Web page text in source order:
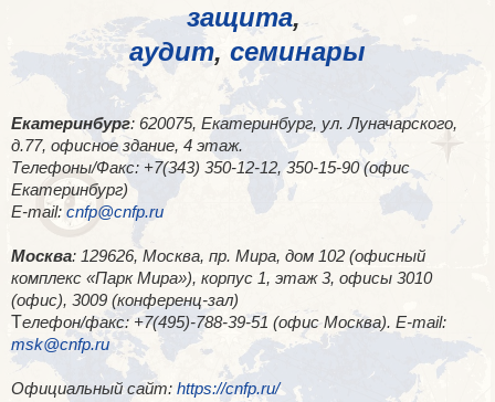
защита,
аудит, семинары
Екатеринбург: 620075, Екатеринбург, ул. Луначарского,
д.77, офисное здание, 4 этаж.
Телефоны/Факс: +7(343) 350-12-12, 350-15-90 (офис
Екатеринбург)
E-mail: cnfp@cnfp.ru
Москва: 129626, Москва, пр. Мира, дом 102 (офисный
комплекс «Парк Мира»), корпус 1, этаж 3, офисы 3010
(офис), 3009 (конференц-зал)
Телефон/факс: +7(495)-788-39-51 (офис Москва). E-mail:
msk@cnfp.ru
Официальный сайт: https://cnfp.ru/